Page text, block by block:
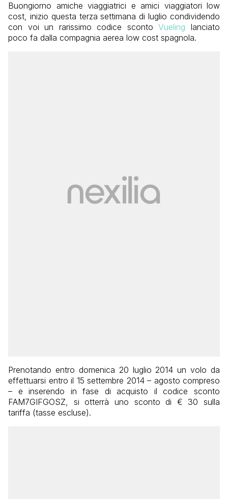
Buongiorno amiche viaggiatrici e amici viaggiatori low
cost, inizio questa terza settimana di luglio condividendo
con voi un rarissimo codice scontoVueling lanciato
poco fa dalla compagnia aerea low cost spagnola.
Prenotando entro domenica 20 luglio 2014 un volo da
effettuarsi entro il 15 settembre 2014 – agosto compreso
– e inserendo in fase di acquisto il codice sconto
FAM7GIFGOSZ, si otterrà uno sconto di € 30 sulla
tariffa (tasse escluse).